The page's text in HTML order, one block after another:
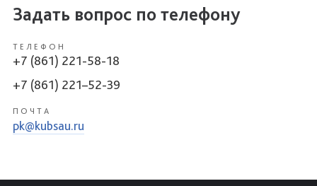
Задать вопрос по телефону
ТЕЛЕФОН
+7 (861) 221-58-18
+7 (861) 221–52-39
ПОЧТА
pk@kubsau.ru